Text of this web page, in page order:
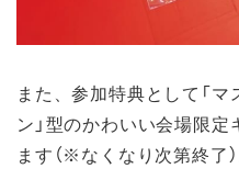
また、参加特典として「
ン」型のかわいい会場限
ます（※なくなり次第終了）